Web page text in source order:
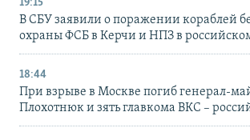
19:15
В СБУ заявили о поражении кораблей
охраны ФСБ в Керчи и НПЗ в
18:44
При взрыве в Москве погиб генерал-
Плохотнюк и зять главкома ВКС –